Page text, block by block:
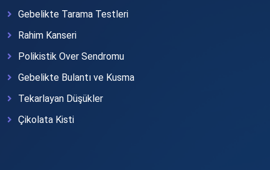
Gebelikte Tarama Testleri
Rahim Kanseri
Polikistik Over Sendromu
Gebelikte Bulantı ve Kusma
Tekarlayan Düşükler
Çikolata Kisti